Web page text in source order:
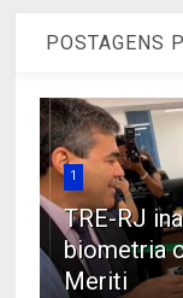
POSTAGENS
1
TRE-RJ
biometria
Meriti